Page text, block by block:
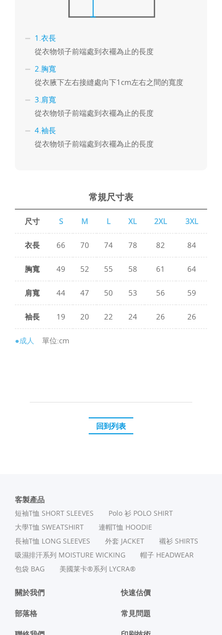
1.衣長
從衣物領子前端處到衣襬為止的長度
2.胸寬
從衣腋下左右接縫處向下1cm左右之間的寬度
3.肩寬
從衣物領子前端處到衣襬為止的長度
4.袖長
從衣物領子前端處到衣襬為止的長度
常規尺寸表
尺寸 S M L XL 2XL 3XL
衣長 66 70 74 78 82 84
胸寬 49 52 55 58 61 64
肩寬 44 47 50 53 56 59
袖長 19 20 22 24 26 26
●成人 單位:cm
回到列表
客製產品
短袖T恤 SHORT SLEEVES
Polo 衫 POLO SHIRT
⼤學T恤 SWEATSHIRT
連帽T恤 HOODIE
長袖T恤 LONG SLEEVES
外套 JACKET
襯衫 SHIRTS
吸濕排汗系列 MOISTURE WICKING
帽子 HEADWEAR
包袋 BAG
美國莱卡®系列 LYCRA®
關於我們 快速估價
部落格 常見問題